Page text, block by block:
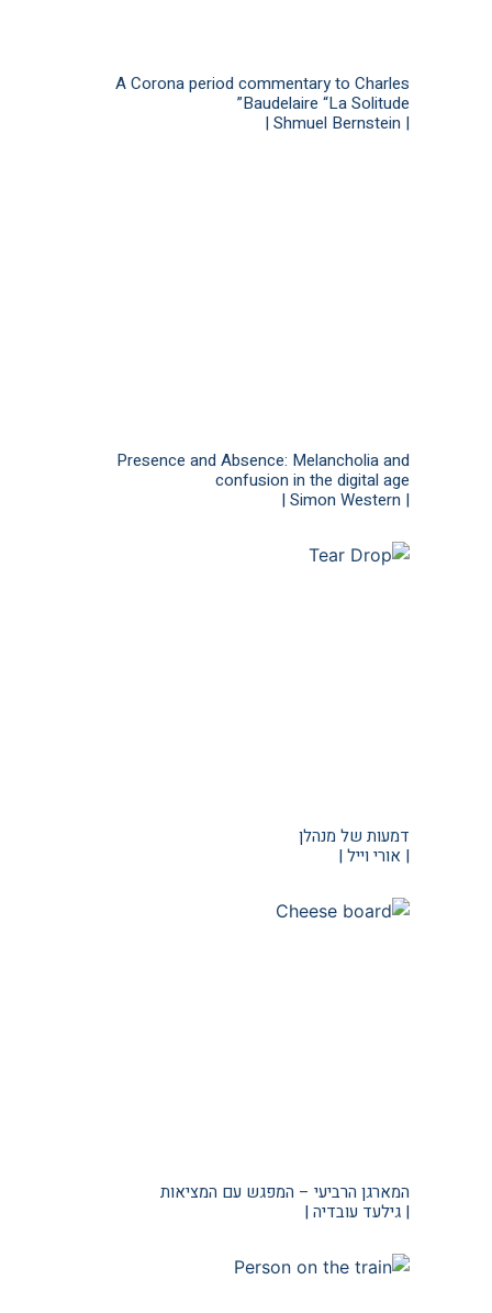
A Corona period commentary to Charles
Baudelaire “La Solitude”
| Shmuel Bernstein |
Presence and Absence: Melancholia and
confusion in the digital age
| Simon Western |
דמעות של מנהלן
| אורי וייל |
המארגן הרביעי – המפגש עם המציאות
| גילעד עובדיה |